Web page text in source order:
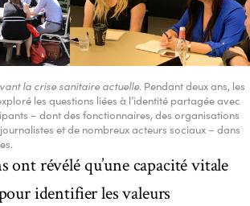
la crise sanitaire actuelle. Pendant deux ans, les
les questions liées à l’identité partagée avec
– dont des fonctionnaires, des organisations
et de nombreux acteurs sociaux – dans
ont révélé qu’une capacité vitale
identifier les valeurs